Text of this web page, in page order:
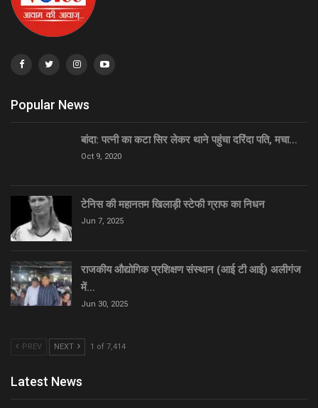
Popular News
बांदा: पत्नी का कटा सिर लेकर थाने पहुंचा दरिंदा पति, मचा…
Oct 9, 2020
टेनिस की महानतम खिलाड़ी स्टेफी ग्राफ का निधन
Jun 7, 2025
राजकीय औद्योगिक प्रशिक्षण संस्थान (आई टी आई) अलीगंज
में…
Jun 30, 2025
PREV NEXT 1 of 7,414
Latest News